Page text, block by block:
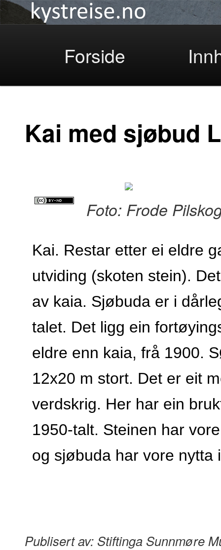
Skip
content
Forside
Kai med sjøbud
Foto: Frode
Kai. Restar etter ei eldre
utviding (skoten stein).
av kaia. Sjøbuda er i
talet. Det ligg ein
eldre enn kaia, frå 1900.
12x20 m stort. Det er eit
verdskrig. Her har ein
1950-talt. Steinen har
og sjøbuda har vore nytta
Publisert av: Stiftinga Sunnmøre